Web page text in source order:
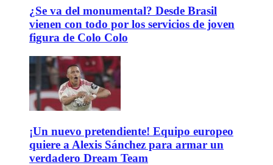
¿Se va del monumental? Desde Brasil
vienen con todo por los servicios de joven
figura de Colo Colo
¡Un nuevo pretendiente! Equipo europeo
quiere a Alexis Sánchez para armar un
verdadero Dream Team